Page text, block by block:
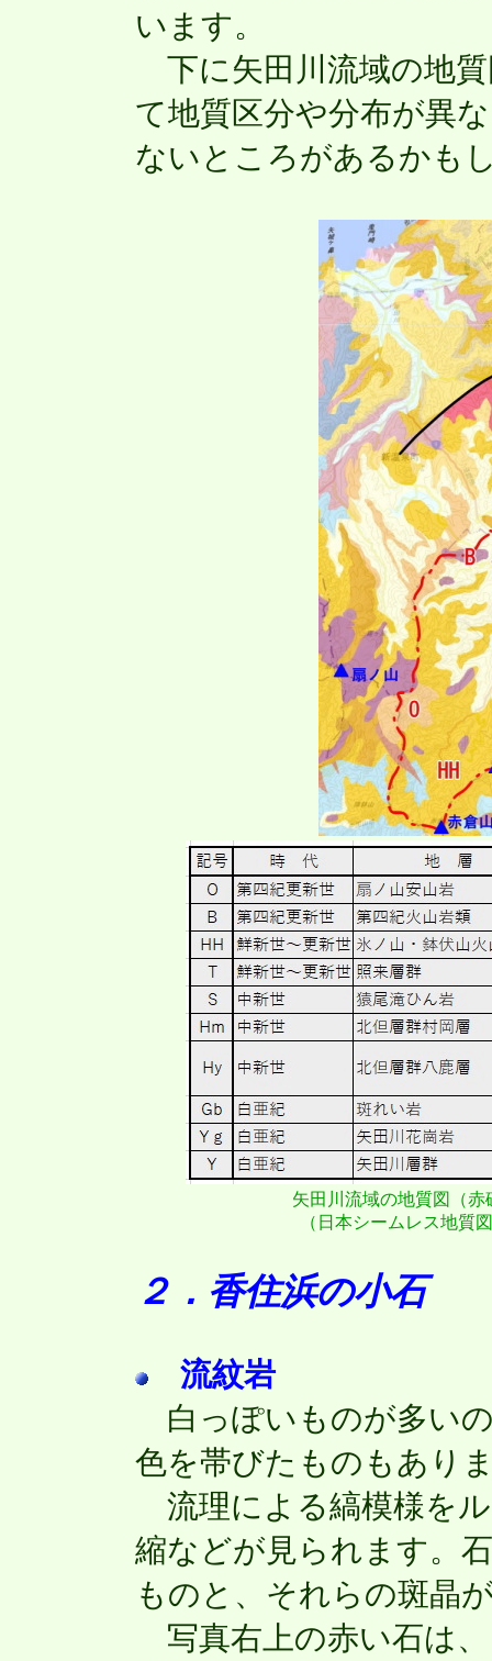
います。
下に矢田川流域の地
て地質区分や分布が異
ないところがあるかも
矢田川流域の地質図（
（日本シームレス地質
２．香住浜の小石
流紋岩
白っぽいものが多い
色を帯びたものもあり
流理による縞模様を
縮などが見られます。
ものと、それらの斑晶
写真右上の赤い石は